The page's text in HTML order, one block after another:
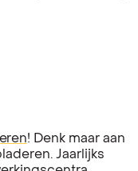
! Denk maar aan
Jaarlijks